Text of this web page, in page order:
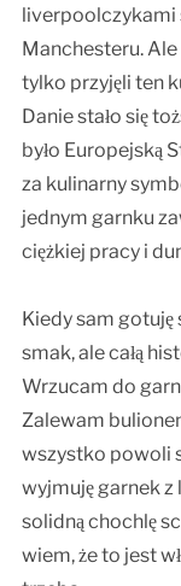
liverpoolczykami
Manchesteru.
tylko przyjęli ten
Danie stało się
było Europejską
za kulinarny
jednym garnku
ciężkiej pracy i
Kiedy sam gotuję
smak, ale całą
Wrzucam do
Zalewam
wszystko powoli
wyjmuję garnek
solidną chochlę
wiem, że to jest